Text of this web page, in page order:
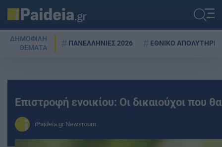
ΔΗΜΟΦΙΛΗ
ΘΕΜΑΤΑ
ΠΑΝΕΛΛΗΝΙΕΣ 2026 ΕΘΝΙΚΟ ΑΠΟΛΥΤΗΡΙΟ
Επιστροφή ενοικίου: Οι δικαιούχοι που
iPaideia.gr Newsroom